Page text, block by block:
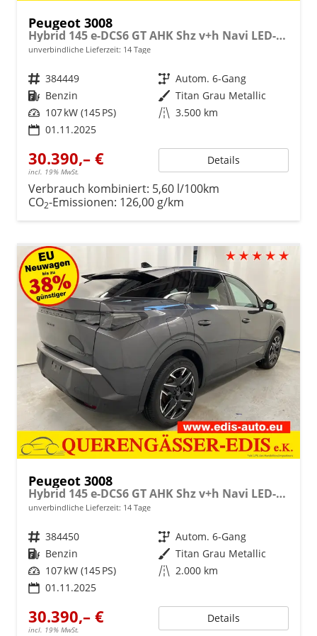
Peugeot 3008
Hybrid 145 e-DCS6 GT AHK Shz v+h Navi LED-Pixel
unverbindliche Lieferzeit: 14 Tage
Fahrzeugnr. 384449 Getriebe Autom. 6-Gang
Kraftstoff Benzin Außenfarbe Titan Grau Metallic
Leistung 107 kW (145 PS) Kilometerstand 3.500 km
01.11.2025
30.390,– €
incl. 19% MwSt.
Details
Verbrauch kombiniert: 5,60 l/100km
CO2-Emissionen: 126,00 g/km
Peugeot 3008
Hybrid 145 e-DCS6 GT AHK Shz v+h Navi LED-Pixel
unverbindliche Lieferzeit: 14 Tage
Fahrzeugnr. 384450 Getriebe Autom. 6-Gang
Kraftstoff Benzin Außenfarbe Titan Grau Metallic
Leistung 107 kW (145 PS) Kilometerstand 2.000 km
01.11.2025
30.390,– €
incl. 19% MwSt.
Details